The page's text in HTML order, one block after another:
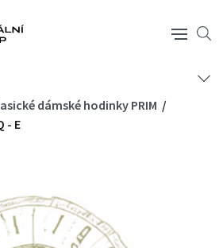
dámské hodinky PRIM
- E